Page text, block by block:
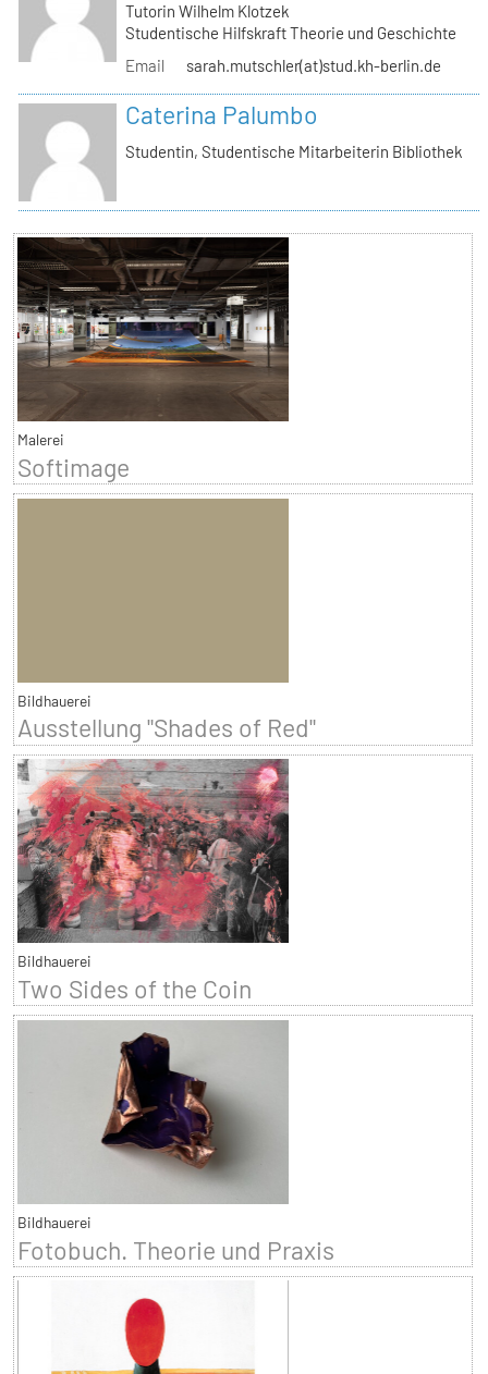
Tutorin Wilhelm Klotzek
Studentische Hilfskraft Theorie und Geschichte
Email
sarah.mutschler(at)stud.kh-berlin.de
Caterina Palumbo
Studentin, Studentische Mitarbeiterin Bibliothek
Malerei
Softimage
Bildhauerei
Ausstellung "Shades of Red"
Bildhauerei
Two Sides of the Coin
Bildhauerei
Fotobuch. Theorie und Praxis